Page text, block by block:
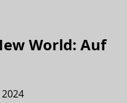
World: Auf